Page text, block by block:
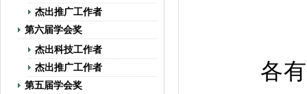
杰出推广工作者
第六届学会奖
杰出科技工作者
杰出推广工作者
第五届学会奖
各